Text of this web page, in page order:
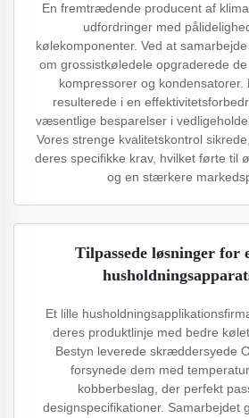
En fremtrædende producent af
udfordringer med
kølekomponenter. Ved at
om grossistkøledele opgraderede
kompressorer og kondensatorer.
resulterede i en
væsentlige besparelser i
Vores strenge kvalitetskontrol
deres specifikke krav, hvilket førte til
og en stærkere
Tilpassede løsninger for
Et lille
deres produktlinje med bedre
Bestyn leverede skræddersyede
forsynede dem med
kobberbeslag, der perfekt
designspecifikationer. Samarbejdet